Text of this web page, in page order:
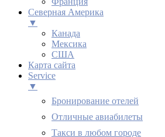
Северная Америка
▼
Канада
Мексика
США
Карта сайта
Service
▼
Бронирование отелей
Отличные авиабилеты
Такси в любом городе